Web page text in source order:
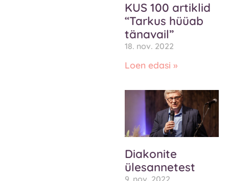
KUS 100 artiklid
“Tarkus hüüab
tänavail”
18. nov. 2022
Loen edasi »
Diakonite
ülesannetest
9. nov. 2022